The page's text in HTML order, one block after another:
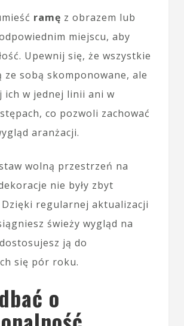
ramę z obrazem lub
miejscu, aby
Upewnij się, że wszystkie
ze sobą skomponowane, ale
ich w jednej linii ani w
co pozwoli zachować
aranżacji.
wolną przestrzeń na
nie były zbyt
Dzięki regularnej aktualizacji
świeży wygląd na
ją do
się pór roku.
o